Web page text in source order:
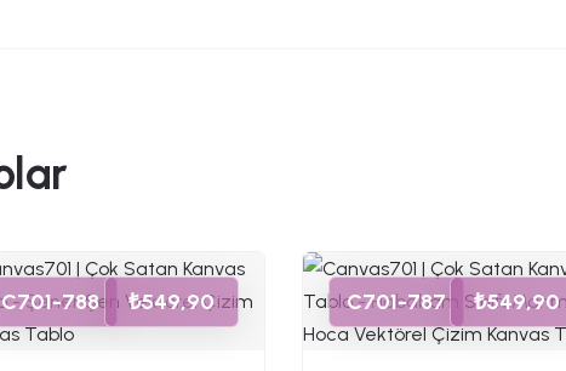
C701-788 ₺549,90 C701-787 ₺549,90